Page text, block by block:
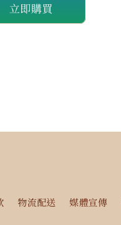
減
少
加
立即購買
物流配送 媒體宣傳